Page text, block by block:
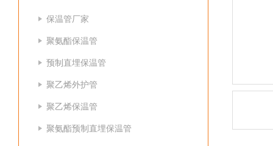
保温管厂家
聚氨酯保温管
预制直埋保温管
聚乙烯外护管
聚乙烯保温管
聚氨酯预制直埋保温管